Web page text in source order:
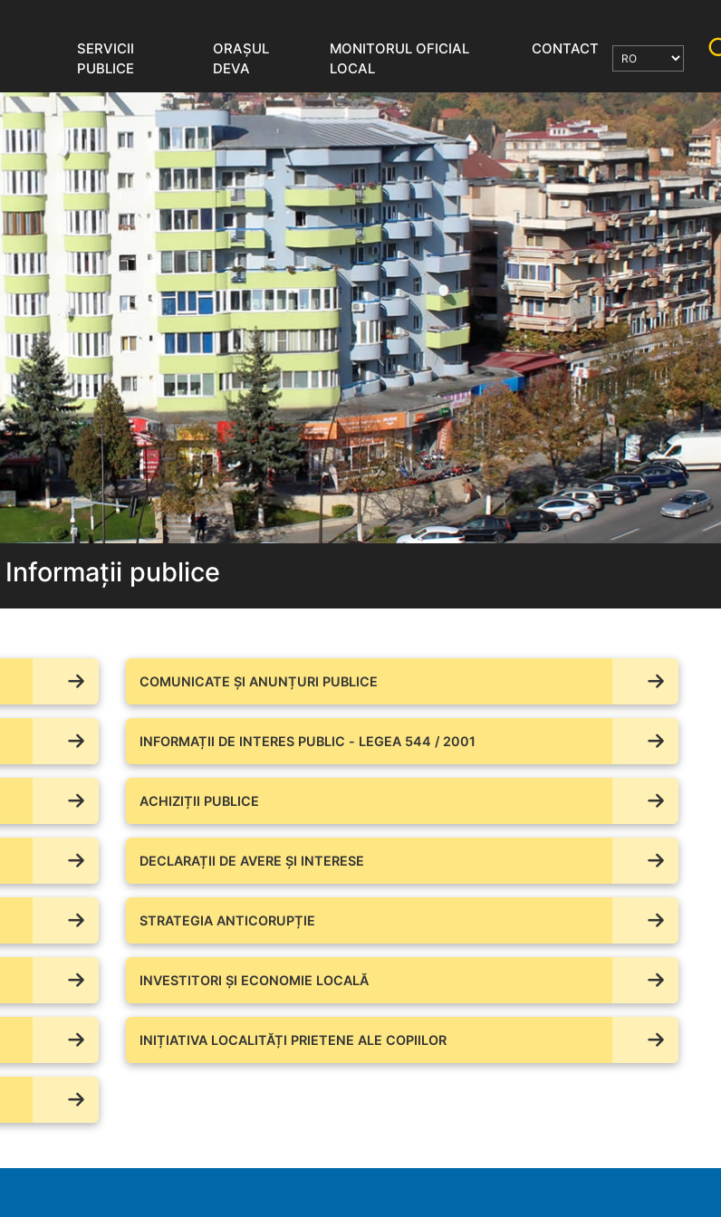
SERVICII
PUBLICE
ORAŞUL
DEVA
MONITORUL OFICIAL
LOCAL
CONTACT
Informații publice
COMUNICATE ŞI ANUNȚURI PUBLICE
INFORMAȚII DE INTERES PUBLIC - LEGEA 544 / 2001
ACHIZIȚII PUBLICE
DECLARAȚII DE AVERE ŞI INTERESE
STRATEGIA ANTICORUPȚIE
INVESTITORI ȘI ECONOMIE LOCALĂ
INIȚIATIVA LOCALITĂȚI PRIETENE ALE COPIILOR